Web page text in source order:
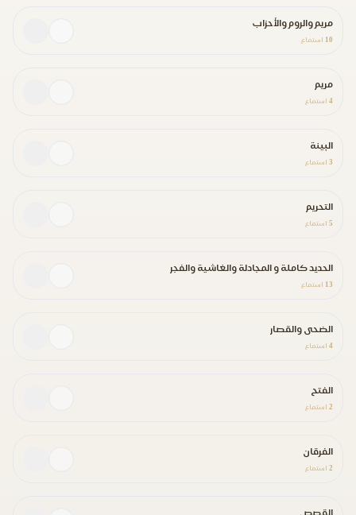
مريم والروم والأحزاب
10 استماع
مريم
4 استماع
البينة
3 استماع
التحريم
5 استماع
الحديد كاملة و المجادلة والغاشية والفجر
13 استماع
الضحى والقصار
4 استماع
الفتح
2 استماع
الفرقان
2 استماع
القصص